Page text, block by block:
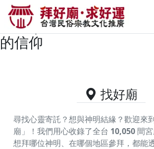
屏東縣來義鄉供奉天上
資料｜拜好廟求好運 找
的信仰
找好廟
尋找心靈寄託？想與神明結緣？歡迎來
廟」！我們用心收錄了全台 10,050 間
想拜哪位神明、在哪個地區參拜，都能